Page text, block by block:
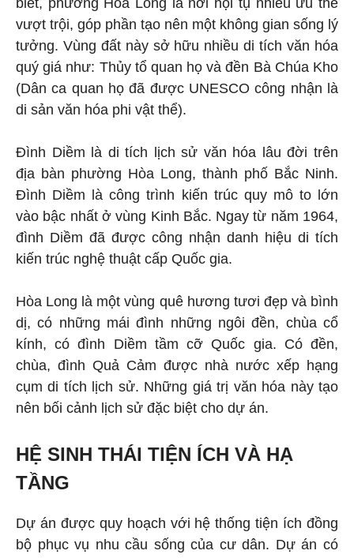
biết, phường Hoà Long là nơi hội tụ nhiều ưu thế
vượt trội, góp phần tạo nên một không gian sống lý
tưởng. Vùng đất này sở hữu nhiều di tích văn hóa
quý giá như: Thủy tổ quan họ và đền Bà Chúa Kho
(Dân ca quan họ đã được UNESCO công nhận là
di sản văn hóa phi vật thể).
Đình Diềm là di tích lịch sử văn hóa lâu đời trên
địa bàn phường Hòa Long, thành phố Bắc Ninh.
Đình Diềm là công trình kiến trúc quy mô to lớn
vào bậc nhất ở vùng Kinh Bắc. Ngay từ năm 1964,
đình Diềm đã được công nhận danh hiệu di tích
kiến trúc nghệ thuật cấp Quốc gia.
Hòa Long là một vùng quê hương tươi đẹp và bình
dị, có những mái đình những ngôi đền, chùa cổ
kính, có đình Diềm tầm cỡ Quốc gia. Có đền,
chùa, đình Quả Cảm được nhà nước xếp hạng
cụm di tích lịch sử. Những giá trị văn hóa này tạo
nên bối cảnh lịch sử đặc biệt cho dự án.
HỆ SINH THÁI TIỆN ÍCH VÀ HẠ
TẦNG
Dự án được quy hoạch với hệ thống tiện ích đồng
bộ phục vụ nhu cầu sống của cư dân. Dự án có